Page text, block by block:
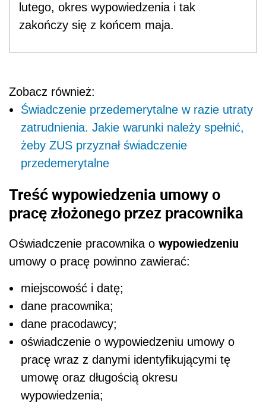
lutego, okres wypowiedzenia i tak
zakończy się z końcem maja.
Zobacz również:
Świadczenie przedemerytalne w razie utraty
zatrudnienia. Jakie warunki należy spełnić,
żeby ZUS przyznał świadczenie
przedemerytalne
Treść wypowiedzenia umowy o
pracę złożonego przez pracownika
Oświadczenie pracownika o wypowiedzeniu
umowy o pracę powinno zawierać:
miejscowość i datę;
dane pracownika;
dane pracodawcy;
oświadczenie o wypowiedzeniu umowy o
pracę wraz z danymi identyfikującymi tę
umowę oraz długością okresu
wypowiedzenia;